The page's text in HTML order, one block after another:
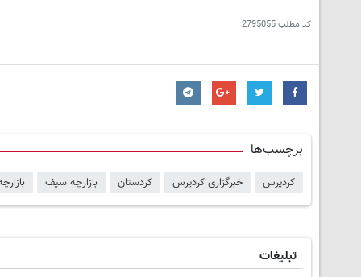
کد مطلب2795055
برچسب‌ها
کردپرس خبرگزاری کردپرس کردستان بازارچه سیف
تبلیغات